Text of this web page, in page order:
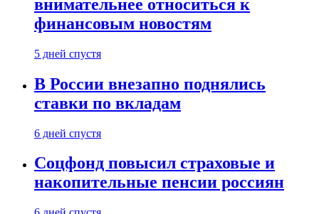
внимательнее относиться к
финансовым новостям
5 дней спустя
В России внезапно поднялись
ставки по вкладам
6 дней спустя
Соцфонд повысил страховые и
накопительные пенсии россиян